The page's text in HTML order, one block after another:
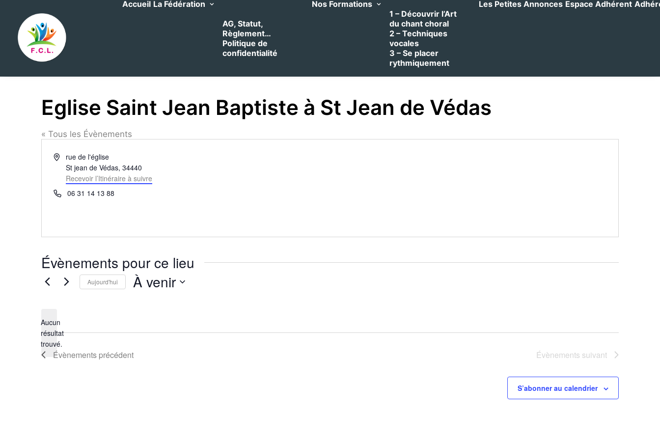
Accueil La Fédération
AG, Statut,
Règlement…
Politique de
confidentialité
Nos Formations
1 – Découvrir l’Art
du chant choral
2 – Techniques
vocales
3 – Se placer
rythmiquement
Les Petites Annonces Espace Adhérent
Eglise Saint Jean Baptiste à St Jean de Védas
« Tous les Évènements
Adresserue de l'église
St jean de Védas, 34440
Recevoir l’Itinéraire à suivre
Téléphone
06 31 14 13 88
Évènements pour ce lieu
Notice
Aucun
résultat
trouvé.
Aujourd'hui À venir
Évènements précédent Évènements suivant
S’abonner au calendrier